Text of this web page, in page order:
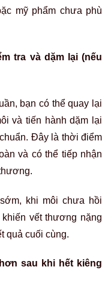
mỹ phẩm chưa phù
tra và dặm lại (nếu
bạn có thể quay lại
và tiến hành dặm lại
Đây là thời điểm
và có thể tiếp nhận
khi môi chưa hồi
vết thương nặng
quả cuối cùng.
sau khi hết kiêng